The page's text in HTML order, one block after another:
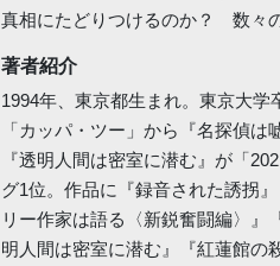
真相にたどりつけるのか？ 数々
著者紹介
1994年、東京都生まれ。東京大学
「カッパ・ツー」から『名探偵は
『透明人間は密室に潜む』が「
グ1位。作品に『録音された誘拐
リー作家は語る〈新鋭奮闘編〉』
明人間は密室に潜む』『紅蓮館の